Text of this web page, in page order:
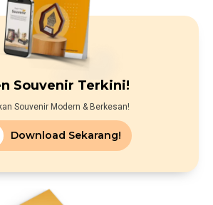
Souvenir Terkini!
Souvenir Modern & Berkesan!
Download Sekarang!